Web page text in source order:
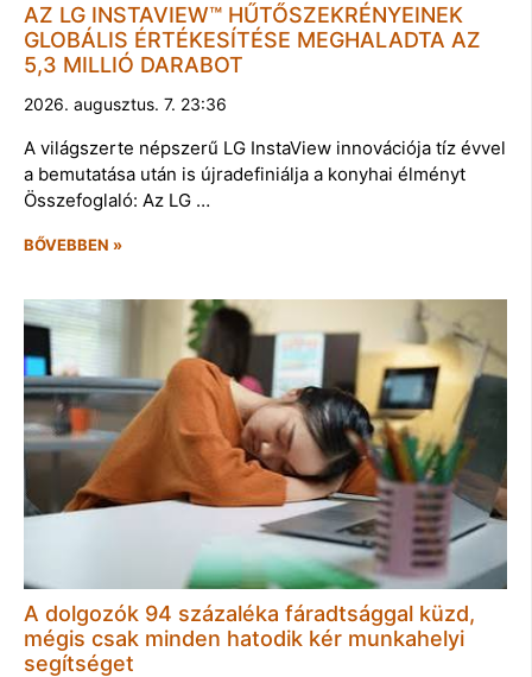
AZ LG INSTAVIEW™ HŰTŐSZEKRÉNYEINEK
GLOBÁLIS ÉRTÉKESÍTÉSE MEGHALADTA AZ
5,3 MILLIÓ DARABOT
2026. augusztus. 7. 23:36
A világszerte népszerű LG InstaView innovációja tíz évvel
a bemutatása után is újradefiniálja a konyhai élményt
Összefoglaló: Az LG …
BŐVEBBEN »
A dolgozók 94 százaléka fáradtsággal küzd,
mégis csak minden hatodik kér munkahelyi
segítséget